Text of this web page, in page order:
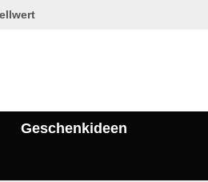
Geschenkideen